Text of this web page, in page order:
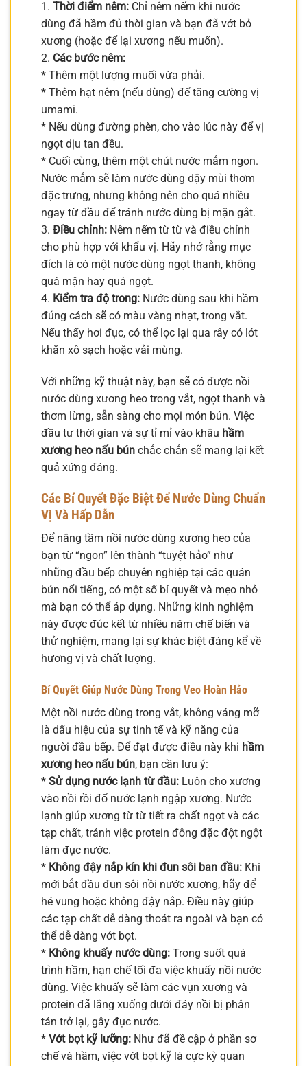
1. Thời điểm nêm: Chỉ nêm nếm khi nước
dùng đã hầm đủ thời gian và bạn đã vớt bỏ
xương (hoặc để lại xương nếu muốn).
2. Các bước nêm:
* Thêm một lượng muối vừa phải.
* Thêm hạt nêm (nếu dùng) để tăng cường vị
umami.
* Nếu dùng đường phèn, cho vào lúc này để vị
ngọt dịu tan đều.
* Cuối cùng, thêm một chút nước mắm ngon.
Nước mắm sẽ làm nước dùng dậy mùi thơm
đặc trưng, nhưng không nên cho quá nhiều
ngay từ đầu để tránh nước dùng bị mặn gắt.
3. Điều chỉnh: Nêm nếm từ từ và điều chỉnh
cho phù hợp với khẩu vị. Hãy nhớ rằng mục
đích là có một nước dùng ngọt thanh, không
quá mặn hay quá ngọt.
4. Kiểm tra độ trong: Nước dùng sau khi hầm
đúng cách sẽ có màu vàng nhạt, trong vắt.
Nếu thấy hơi đục, có thể lọc lại qua rây có lót
khăn xô sạch hoặc vải mùng.
Với những kỹ thuật này, bạn sẽ có được nồi
nước dùng xương heo trong vắt, ngọt thanh và
thơm lừng, sẵn sàng cho mọi món bún. Việc
đầu tư thời gian và sự tỉ mỉ vào khâu hầm
xương heo nấu bún chắc chắn sẽ mang lại kết
quả xứng đáng.
Các Bí Quyết Đặc Biệt Để Nước Dùng Chuẩn
Vị Và Hấp Dẫn
Để nâng tầm nồi nước dùng xương heo của
bạn từ “ngon” lên thành “tuyệt hảo” như
những đầu bếp chuyên nghiệp tại các quán
bún nổi tiếng, có một số bí quyết và mẹo nhỏ
mà bạn có thể áp dụng. Những kinh nghiệm
này được đúc kết từ nhiều năm chế biến và
thử nghiệm, mang lại sự khác biệt đáng kể về
hương vị và chất lượng.
Bí Quyết Giúp Nước Dùng Trong Veo Hoàn Hảo
Một nồi nước dùng trong vắt, không váng mỡ
là dấu hiệu của sự tinh tế và kỹ năng của
người đầu bếp. Để đạt được điều này khi hầm
xương heo nấu bún, bạn cần lưu ý:
* Sử dụng nước lạnh từ đầu: Luôn cho xương
vào nồi rồi đổ nước lạnh ngập xương. Nước
lạnh giúp xương từ từ tiết ra chất ngọt và các
tạp chất, tránh việc protein đông đặc đột ngột
làm đục nước.
* Không đậy nắp kín khi đun sôi ban đầu: Khi
mới bắt đầu đun sôi nồi nước xương, hãy để
hé vung hoặc không đậy nắp. Điều này giúp
các tạp chất dễ dàng thoát ra ngoài và bạn có
thể dễ dàng vớt bọt.
* Không khuấy nước dùng: Trong suốt quá
trình hầm, hạn chế tối đa việc khuấy nồi nước
dùng. Việc khuấy sẽ làm các vụn xương và
protein đã lắng xuống dưới đáy nồi bị phân
tán trở lại, gây đục nước.
* Vớt bọt kỹ lưỡng: Như đã đề cập ở phần sơ
chế và hầm, việc vớt bọt kỹ là cực kỳ quan